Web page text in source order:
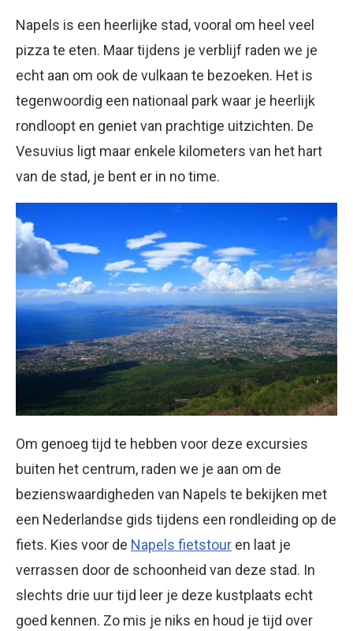
Napels is een heerlijke stad, vooral om heel veel
pizza te eten. Maar tijdens je verblijf raden we je
echt aan om ook de vulkaan te bezoeken. Het is
tegenwoordig een nationaal park waar je heerlijk
rondloopt en geniet van prachtige uitzichten. De
Vesuvius ligt maar enkele kilometers van het hart
van de stad, je bent er in no time.
Om genoeg tijd te hebben voor deze excursies
buiten het centrum, raden we je aan om de
bezienswaardigheden van Napels te bekijken met
een Nederlandse gids tijdens een rondleiding op de
fiets. Kies voor de Napels fietstour en laat je
verrassen door de schoonheid van deze stad. In
slechts drie uur tijd leer je deze kustplaats echt
goed kennen. Zo mis je niks en houd je tijd over